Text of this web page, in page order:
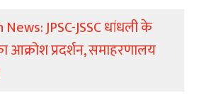
JPSC-JSSC धांधली के
आक्रोश प्रदर्शन, समाहरणालय